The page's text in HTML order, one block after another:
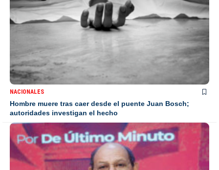
NACIONALES
Hombre muere tras caer desde el puente Juan Bosch;
autoridades investigan el hecho